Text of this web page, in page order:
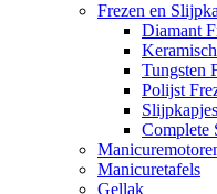
Frezen en
Diamant
Tungsten
Polijst
Complete
Manicuretafels
Gellak